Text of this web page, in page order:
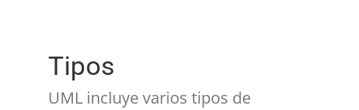
Tipos
UML incluye varios tipos de